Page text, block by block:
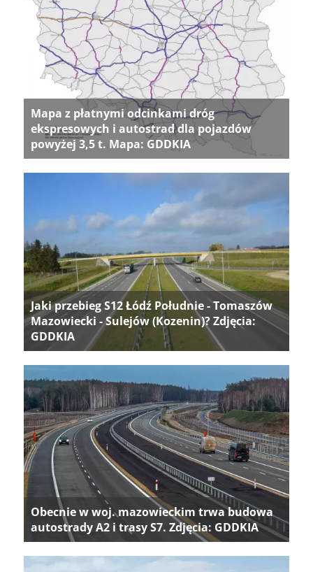
Mapa z płatnymi odcinkami dróg
ekspresowych i autostrad dla pojazdów
powyżej 3,5 t. Mapa: GDDKIA
Jaki przebieg S12 Łódź Południe - Tomaszów
Mazowiecki - Sulejów (Kozenin)? Zdjęcia:
GDDKIA
Obecnie w woj. mazowieckim trwa budowa
autostrady A2 i trasy S7. Zdjęcia: GDDKIA